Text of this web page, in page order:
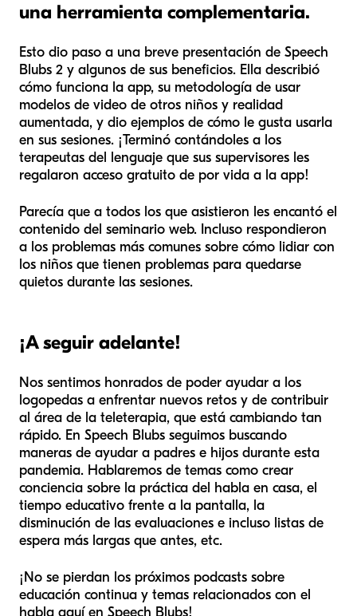
una herramienta complementaria.
Esto dio paso a una breve presentación de Speech
Blubs 2 y algunos de sus beneficios. Ella describió
cómo funciona la app, su metodología de usar
modelos de video de otros niños y realidad
aumentada, y dio ejemplos de cómo le gusta usarla
en sus sesiones. ¡Terminó contándoles a los
terapeutas del lenguaje que sus supervisores les
regalaron acceso gratuito de por vida a la app!
Parecía que a todos los que asistieron les encantó el
contenido del seminario web. Incluso respondieron
a los problemas más comunes sobre cómo lidiar con
los niños que tienen problemas para quedarse
quietos durante las sesiones.
¡A seguir adelante!
Nos sentimos honrados de poder ayudar a los
logopedas a enfrentar nuevos retos y de contribuir
al área de la teleterapia, que está cambiando tan
rápido. En Speech Blubs seguimos buscando
maneras de ayudar a padres e hijos durante esta
pandemia. Hablaremos de temas como crear
conciencia sobre la práctica del habla en casa, el
tiempo educativo frente a la pantalla, la
disminución de las evaluaciones e incluso listas de
espera más largas que antes, etc.
¡No se pierdan los próximos podcasts sobre
educación continua y temas relacionados con el